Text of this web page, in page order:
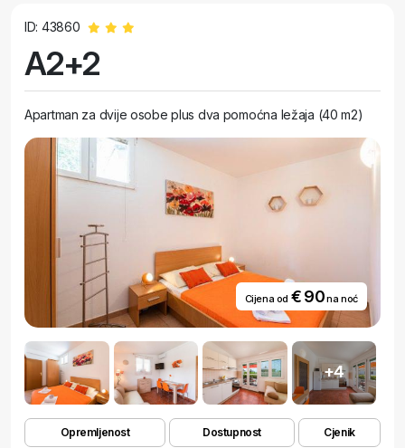
ID: 43860
A2+2
Apartman za dvije osobe plus dva pomoćna ležaja (40 m2)
Cijena od € 90na noć
+4
Opremljenost Dostupnost Cjenik